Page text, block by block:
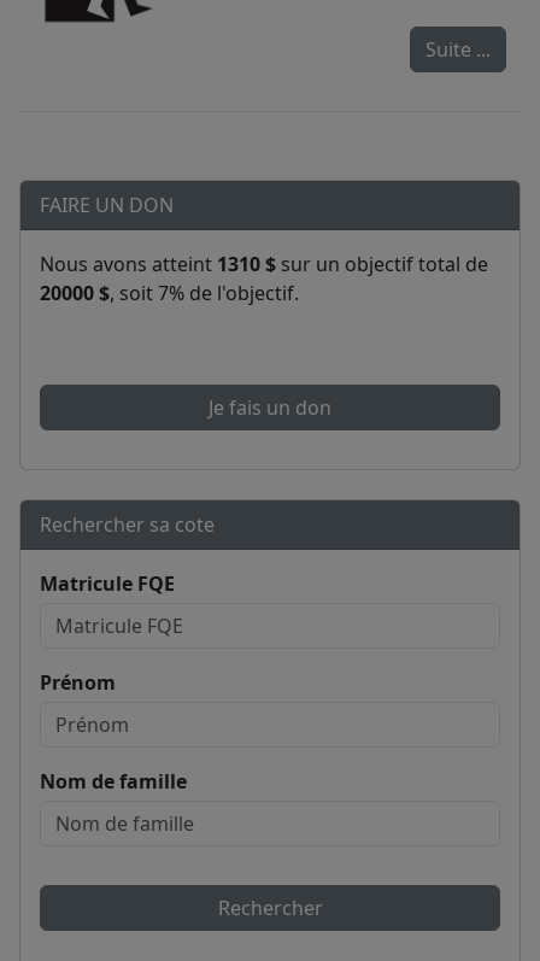
Suite ...
FAIRE UN DON
Nous avons atteint 1310 $ sur un objectif total de
20000 $, soit 7% de l'objectif.
Je fais un don
Rechercher sa cote
Matricule FQE
Prénom
Nom de famille
Rechercher